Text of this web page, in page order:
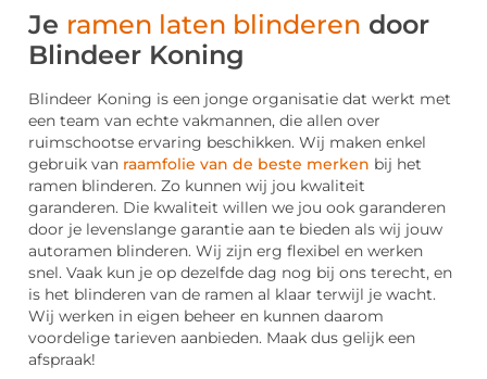
Je ramen laten blinderen door
Blindeer Koning
Blindeer Koning is een jonge organisatie dat werkt met
een team van echte vakmannen, die allen over
ruimschootse ervaring beschikken. Wij maken enkel
gebruik van raamfolie van de beste merken bij het
ramen blinderen. Zo kunnen wij jou kwaliteit
garanderen. Die kwaliteit willen we jou ook garanderen
door je levenslange garantie aan te bieden als wij jouw
autoramen blinderen. Wij zijn erg flexibel en werken
snel. Vaak kun je op dezelfde dag nog bij ons terecht, en
is het blinderen van de ramen al klaar terwijl je wacht.
Wij werken in eigen beheer en kunnen daarom
voordelige tarieven aanbieden. Maak dus gelijk een
afspraak!